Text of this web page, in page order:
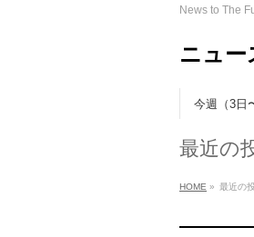
News to The
ニュー
今週（3日
最近の
HOME » 最近の